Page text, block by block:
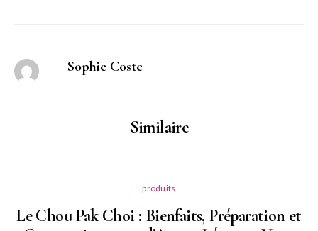
Sophie Coste
Similaire
produits
Le Chou Pak Choi : Bienfaits, Préparation et